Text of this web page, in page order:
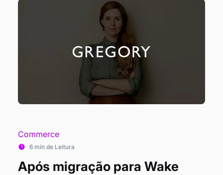
Commerce
6 min de Leitura
Após migração para Wake